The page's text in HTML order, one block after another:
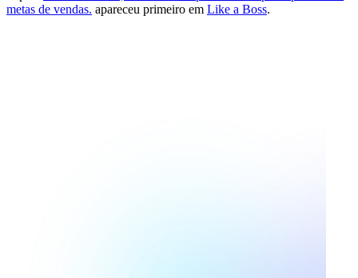
metas de vendas. apareceu primeiro em Like a Boss.